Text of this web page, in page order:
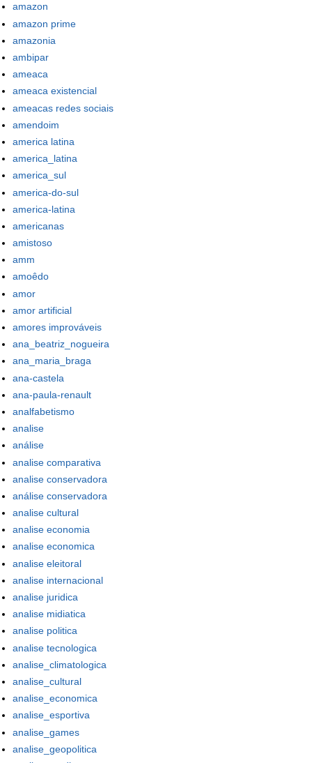
amazon
amazon prime
amazonia
ambipar
ameaca
ameaca existencial
ameacas redes sociais
amendoim
america latina
america_latina
america_sul
america-do-sul
america-latina
americanas
amistoso
amm
amoêdo
amor
amor artificial
amores improváveis
ana_beatriz_nogueira
ana_maria_braga
ana-castela
ana-paula-renault
analfabetismo
analise
análise
analise comparativa
analise conservadora
análise conservadora
analise cultural
analise economia
analise economica
analise eleitoral
analise internacional
analise juridica
analise midiatica
analise politica
analise tecnologica
analise_climatologica
analise_cultural
analise_economica
analise_esportiva
analise_games
analise_geopolitica